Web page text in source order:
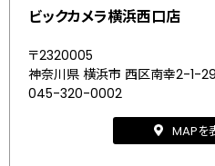
ビックカメラ横浜西口店
〒2320005
神奈川県 横浜市 西区南幸2-1-29
045-320-0002
MAPを